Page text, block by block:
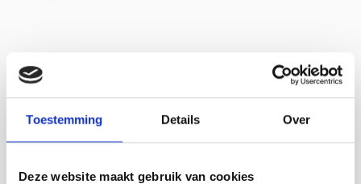
Toestemming Details Over
Deze website maakt gebruik van cookies
Happy Feet Sluis
06-49423951
Bezoek website